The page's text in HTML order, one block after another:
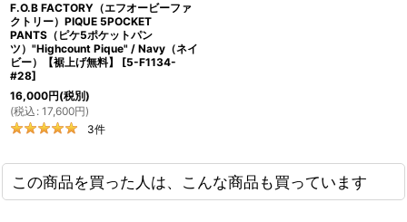
F.O.B FACTORY（エフオービーファ
クトリー）PIQUE 5POCKET
PANTS（ピケ5ポケットパン
ツ）"Highcount Pique" / Navy（ネイ
ビー）【裾上げ無料】
[5-F1134-
#28]
16,000円(税別)
(税込 : 17,600円)
3件
この商品を買った人は、こんな商品も買っています